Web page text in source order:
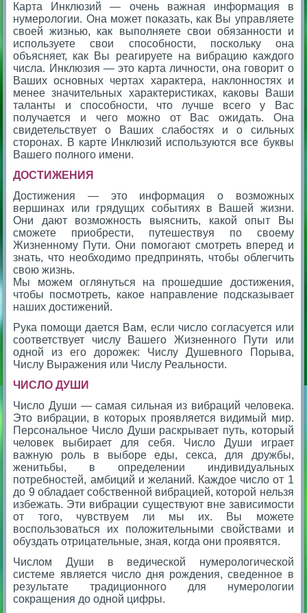
Карта Инклюзий — очень важная информация в
нумерологии. Она может показать, как Вы управляете
своей жизнью, как выполняете свои обязанности и
используете свои способности, поскольку она
объясняет, как Вы реагируете на вибрацию каждого
числа. Инклюзия — это карта личности, она говорит о
Ваших основных чертах характера, наклонностях и
менее значительных характеристиках, каковы Ваши
таланты и способности, что лучше всего у Вас
получается и чего можно от Вас ожидать. Она
свидетельствует о Ваших слабостях и о сильных
сторонах. В карте Инклюзий используются все буквы
Вашего полного имени.
ДОСТИЖЕНИЯ
Достижения — это информация о возможных
вершинах или грядущих событиях в Вашей жизни.
Они дают возможность выяснить, какой опыт Вы
сможете приобрести, путешествуя по своему
Жизненному Пути. Они помогают смотреть вперед и
знать, что необходимо предпринять, чтобы облегчить
свою жизнь.
Мы можем оглянуться на прошедшие достижения,
чтобы посмотреть, какое направление подсказывает
наших достижений.
Рука помощи дается Вам, если число согласуется или
соответствует числу Вашего Жизненного Пути или
одной из его дорожек: Числу Душевного Порыва,
Числу Выражения или Числу Реальности.
ЧИСЛО ДУШИ
Число Души — самая сильная из вибраций человека.
Это вибрации, в которых проявляется видимый мир.
Персональное Число Души раскрывает путь, который
человек выбирает для себя. Число Души играет
важную роль в выборе еды, секса, для дружбы,
женитьбы, в определении индивидуальных
потребностей, амбиций и желаний. Каждое число от 1
до 9 обладает собственной вибрацией, которой нельзя
избежать. Эти вибрации существуют вне зависимости
от того, чувствуем ли мы их. Вы можете
воспользоваться их положительными свойствами и
обуздать отрицательные, зная, когда они проявятся.
Числом Души в ведической нумерологической
системе является число дня рождения, сведенное в
результате традиционного для нумерологии
сокращения до одной цифры.